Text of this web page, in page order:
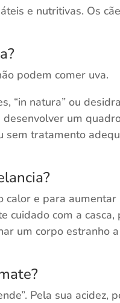
e nutritivas. Os
podem comer uva.
“in natura” ou
um
sem tratamento
calor e para
cuidado com a
um corpo estranho
Pela sua acidez,